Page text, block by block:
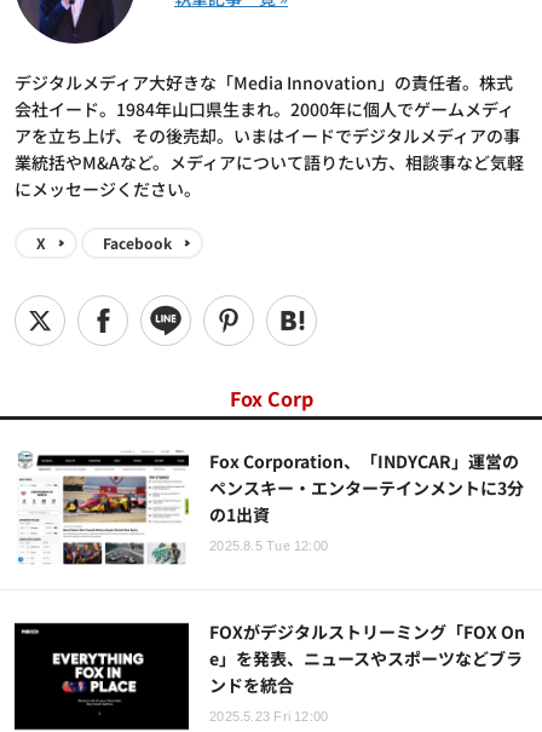
デジタルメディア大好きな「Media Innovation」の責任者。株式
会社イード。1984年山口県生まれ。2000年に個人でゲームメディ
アを立ち上げ、その後売却。いまはイードでデジタルメディアの事
業統括やM&Aなど。メディアについて語りたい方、相談事など気軽
にメッセージください。
X Facebook
Fox Corp
Fox Corporation、「INDYCAR」運営の
ペンスキー・エンターテインメントに3分
の1出資
2025.8.5 Tue 12:00
FOXがデジタルストリーミング「FOX On
e」を発表、ニュースやスポーツなどブラ
ンドを統合
2025.5.23 Fri 12:00